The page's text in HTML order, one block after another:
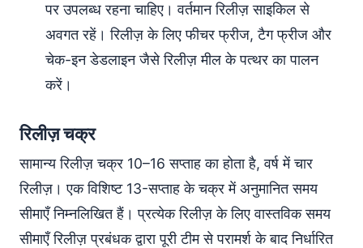
पर उपलब्ध रहना चाहिए। वर्तमान रिलीज़ साइकिल से
अवगत रहें। रिलीज़ के लिए फीचर फ्रीज, टैग फ्रीज और
चेक-इन डेडलाइन जैसे रिलीज़ मील के पत्थर का पालन
करें।
रिलीज़ चक्र
सामान्य रिलीज़ चक्र 10–16 सप्ताह का होता है, वर्ष में चार
रिलीज़। एक विशिष्ट 13-सप्ताह के चक्र में अनुमानित समय
सीमाएँ निम्नलिखित हैं। प्रत्येक रिलीज़ के लिए वास्तविक समय
सीमाएँ रिलीज़ प्रबंधक द्वारा पूरी टीम से परामर्श के बाद निर्धारित